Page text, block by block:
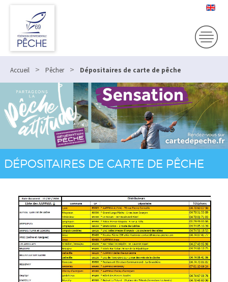
Accueil > Pêcher > Dépositaires de carte de pêche
DÉPOSITAIRES DE CARTE DE PÊCHE